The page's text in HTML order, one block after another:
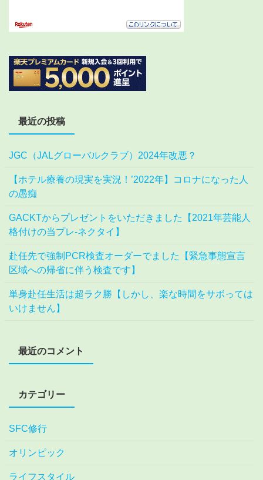
最近の投稿
JGC（JALグローバルクラブ）2024年改悪？
【ホテル療養の現実を実況！’2022年】コロナになった人
の愚痴
GACKTからプレゼントをいただきました【2021年芸能人
格付けの当プレ-ネクタイ】
赴任先で強制PCR検査オーダーでました【緊急事態宣言
区域への帰省に伴う検査です】
単身赴任生活は超ラク勝【しかし、楽な時間をサボっては
いけません】
最近のコメント
カテゴリー
SFC修行
オリンピック
ライフスタイル